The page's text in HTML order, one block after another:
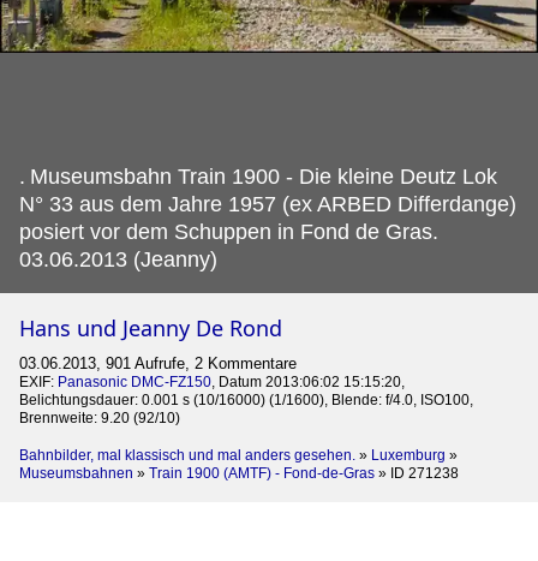
. Museumsbahn Train 1900 - Die kleine Deutz Lok
N° 33 aus dem Jahre 1957 (ex ARBED Differdange)
posiert vor dem Schuppen in Fond de Gras.
03.06.2013 (Jeanny)
Hans und Jeanny De Rond
03.06.2013, 901 Aufrufe, 2 Kommentare
EXIF: Panasonic DMC-FZ150, Datum 2013:06:02 15:15:20,
Belichtungsdauer: 0.001 s (10/16000) (1/1600), Blende: f/4.0, ISO100,
Brennweite: 9.20 (92/10)
Bahnbilder, mal klassisch und mal anders gesehen. » Luxemburg »
Museumsbahnen » Train 1900 (AMTF) - Fond-de-Gras » ID 271238